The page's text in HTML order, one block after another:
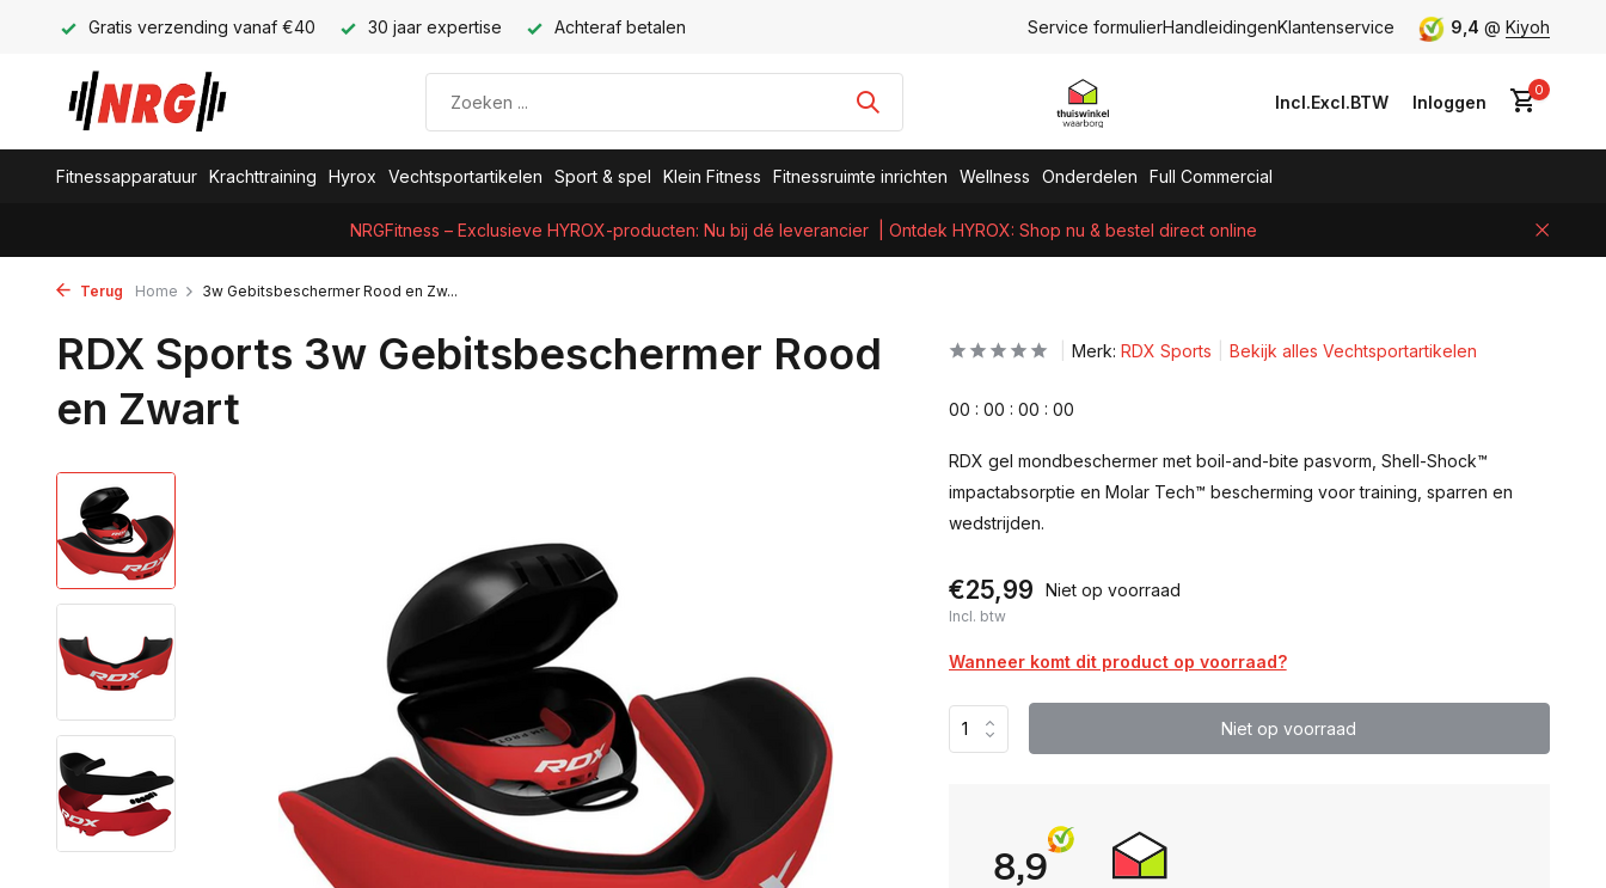
Gratis verzending vanaf €40 30 jaar expertise Achteraf betalen Service formulierHandleidingenKlantenservice 9,4 @ Kiyoh
Incl.Excl.BTW Inloggen
0
Fitnessapparatuur Krachttraining Hyrox Vechtsportartikelen Sport & spel Klein Fitness Fitnessruimte inrichten Wellness Onderdelen Full Commercial
NRGFitness – Exclusieve HYROX-producten: Nu bij dé leverancier | Ontdek HYROX: Shop nu & bestel direct online
Terug Home 3w Gebitsbeschermer Rood en Zw...
RDX Sports 3w Gebitsbeschermer Rood
en Zwart
Merk: RDX Sports Bekijk alles Vechtsportartikelen
00 : 00 : 00 : 00
RDX gel mondbeschermer met boil-and-bite pasvorm, Shell-Shock™
impactabsorptie en Molar Tech™ bescherming voor training, sparren en
wedstrijden.
€25,99 Niet op voorraad
Incl. btw
Wanneer komt dit product op voorraad?
Niet op voorraad